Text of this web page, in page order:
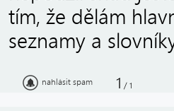
tím, že dělám
seznamy a
nahlásit spam 1 / 1